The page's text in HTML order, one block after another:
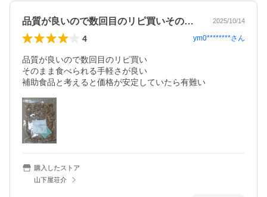
品質が良いので数回目のリピ買いそのまま… 2025/10/14
4 ym0********さん
品質が良いので数回目のリピ買い
そのまま食べられる手軽さが良い
補助食品と考えると価格が安定していたら有難い
購入したストア
山下屋荘介